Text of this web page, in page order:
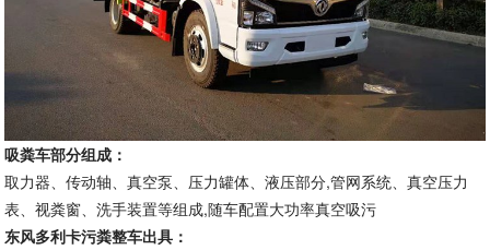
吸粪车部分组成：
取力器、传动轴、真空泵、压力罐体、液压部分,管网系统、真空压力
表、视粪窗、洗手装置等组成,随车配置大功率真空吸污
东风多利卡污粪整车出具：